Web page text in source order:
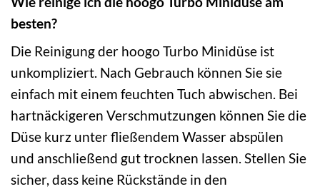
besten?
Die Reinigung der hoogo Turbo Minidüse ist
unkompliziert. Nach Gebrauch können Sie sie
einfach mit einem feuchten Tuch abwischen. Bei
hartnäckigeren Verschmutzungen können Sie die
Düse kurz unter fließendem Wasser abspülen
und anschließend gut trocknen lassen. Stellen Sie
sicher, dass keine Rückstände in den